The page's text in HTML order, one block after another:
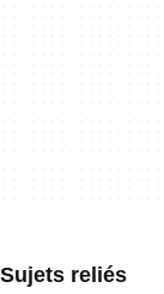
Sujets reliés